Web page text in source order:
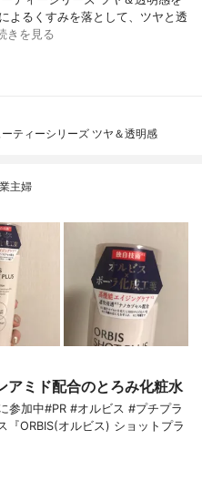
よるくすみを落として、ツヤと透
きを見る
ティーシリーズ ツヤ＆透明感
主婦
アミド配合のとろみ化粧水
参加中#PR #オルビス #プチプラ
『ORBIS(オルビス) ショットプラ